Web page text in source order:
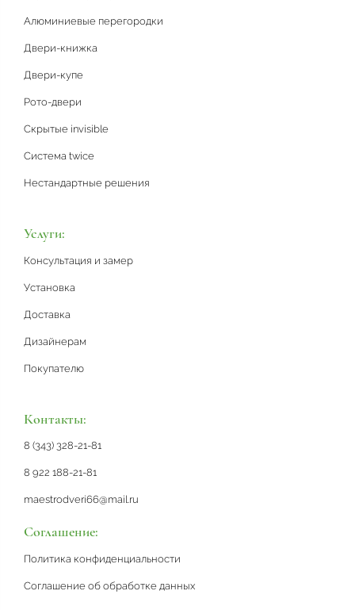
Алюминиевые перегородки
Двери-книжка
Двери-купе
Рото-двери
Скрытые invisible
Система twice
Нестандартные решения
Услуги:
Консультация и замер
Установка
Доставка
Дизайнерам
Покупателю
Контакты:
8 (343) 328-21-81
8 922 188-21-81
maestrodveri66@mail.ru
Соглашение:
Политика конфиденциальности
Соглашение об обработке данных